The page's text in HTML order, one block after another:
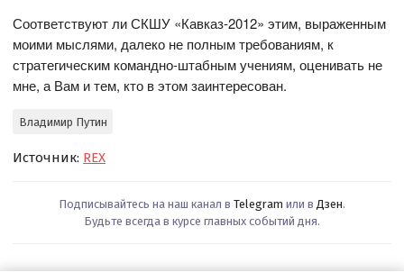
Соответствуют ли СКШУ «Кавказ-2012» этим, выраженным
моими мыслями, далеко не полным требованиям, к
стратегическим командно-штабным учениям, оценивать не
мне, а Вам и тем, кто в этом заинтересован.
Владимир Путин
Источник: REX
Подписывайтесь на наш канал в Telegram или в Дзен.
Будьте всегда в курсе главных событий дня.